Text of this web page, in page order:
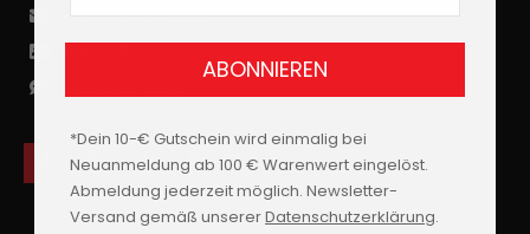
info@k-sport-de.de
i
n
s
t
y
o
u
t
t
i
k
t
ABONNIEREN
*Dein 10-€ Gutschein wird einmalig bei
Neuanmeldung ab 100 € Warenwert eingelöst.
Abmeldung jederzeit möglich. Newsletter-
Versand gemäß unsererDatenschutzerklärung.